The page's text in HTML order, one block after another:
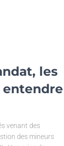
les
entendre
venant des
des mineurs